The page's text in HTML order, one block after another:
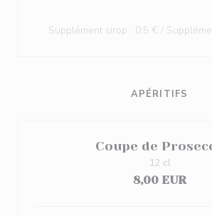
Supplément sirop : 0.5 € /
APÉRITIFS
Coupe de
8,00 EUR
12 cl